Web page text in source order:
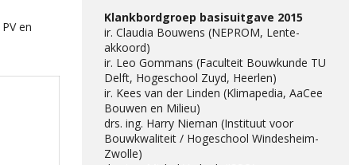
en
Klankbordgroep basisuitgave 2015
ir. Claudia Bouwens (NEPROM, Lente-
akkoord)
ir. Leo Gommans (Faculteit Bouwkunde TU
Delft, Hogeschool Zuyd, Heerlen)
ir. Kees van der Linden (Klimapedia, AaCee
Bouwen en Milieu)
drs. ing. Harry Nieman (Instituut voor
Bouwkwaliteit / Hogeschool Windesheim-
Zwolle)